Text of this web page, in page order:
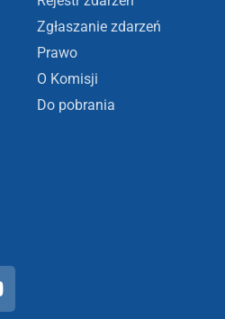
Zgłaszanie zdarzeń
Prawo
O Komisji
Do pobrania